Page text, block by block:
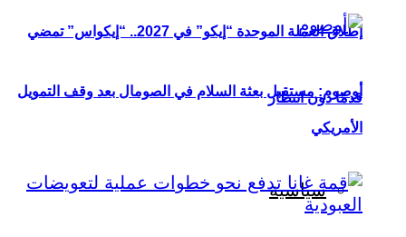
إطلاق العملة الموحدة “إيكو” في 2027.. “إيكواس” تمضي
قدمًا دون انتظار
سياسية
أوصوم: مستقبل بعثة السلام في الصومال بعد وقف التمويل
الأمريكي